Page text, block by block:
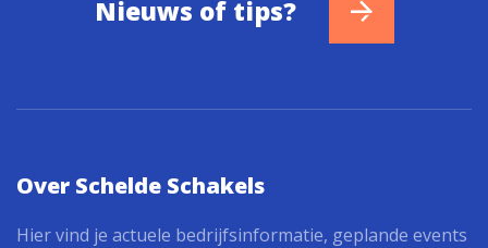
Nieuws of tips?
Over Schelde Schakels
Hier vind je actuele bedrijfsinformatie, geplande events